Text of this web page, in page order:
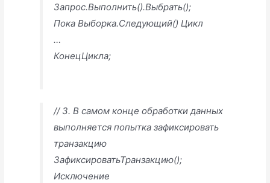
Запрос.Выполнить().Выбрать();
Пока Выборка.Следующий() Цикл
…
КонецЦикла;
// 3. В самом конце обработки данных
выполняется попытка зафиксировать
транзакцию
ЗафиксироватьТранзакцию();
Исключение